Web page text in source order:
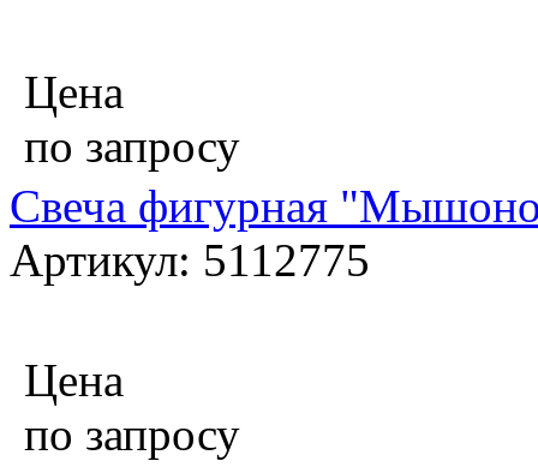
Цена
по запросу
Свеча фигурная
Артикул: 5112775
Цена
по запросу